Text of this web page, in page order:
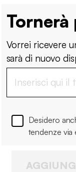
Tornerà
Vorrei ricevere
sarà di nuovo
Desidero
tendenze via